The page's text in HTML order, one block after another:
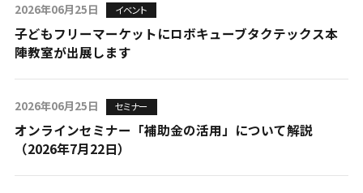
2026年06月25日 イベント
子どもフリーマーケットにロボキューブタクテックス本
陣教室が出展します
2026年06月25日 セミナー
オンラインセミナー「補助金の活用」について解説
（2026年7月22日）